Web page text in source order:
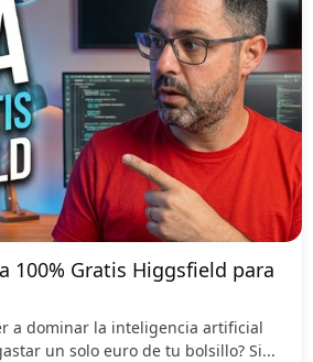
100% Gratis Higgsfield para
a dominar la inteligencia artificial
un solo euro de tu bolsillo? Si...